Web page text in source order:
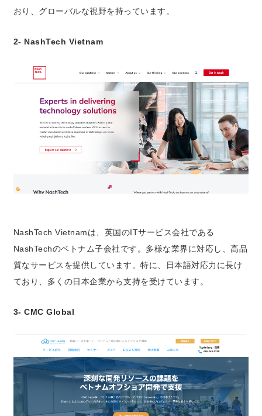
おり、グローバルな視野を持っています。
2- NashTech Vietnam
NashTech Vietnamは、英国のITサービス会社である
NashTechのベトナム子会社です。多様な業界に対応し、高品
質なサービスを提供しています。特に、日本語対応力に長け
ており、多くの日本企業から支持を受けています。
3- CMC Global